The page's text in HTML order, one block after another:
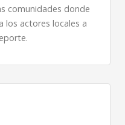
comunidades donde
los actores locales a